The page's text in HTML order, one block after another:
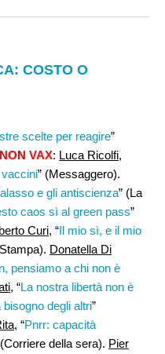
COSTO O
scelte per reagire”
VAX: Luca Ricolfi,
” (Messaggero).
e gli antiscienza” (La
caos sì al green pass”
Curi, “Il mio sì, e il mio
Donatella Di
pensiamo a chi non è
, “La nostra libertà non è
degli altri”
, “Pnrr: capacità
(Corriere della sera). Pier